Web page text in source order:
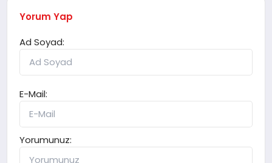
Yorum Yap
Ad Soyad:
E-Mail:
Yorumunuz: